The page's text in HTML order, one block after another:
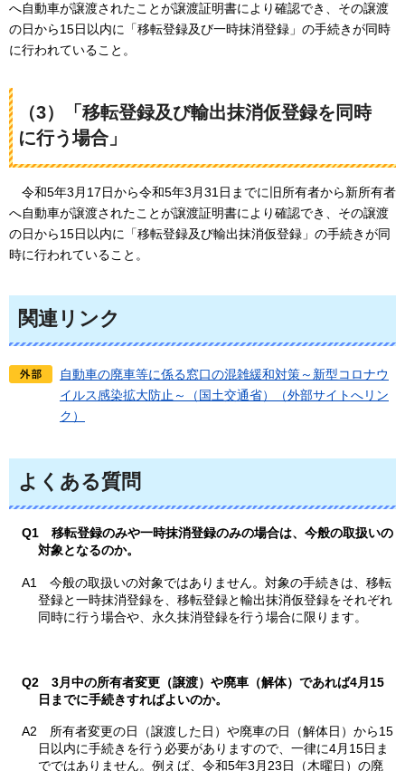
へ自動車が譲渡されたことが譲渡証明書により確認でき、その譲渡
の日から15日以内に「移転登録及び一時抹消登録」の手続きが同時
に行われていること。
（3）「移転登録及び輸出抹消仮登録を同時
に行う場合」
令和5年3 月17日から令和5年3月31日までに旧所有者から新所有者
へ自動車が譲渡されたことが譲渡証明書により確認でき、その譲渡
の日から15日以内に「移転登録及び輸出抹消仮登録」の手続きが同
時に行われていること。
関連リンク
自動車の廃車等に係る窓口の混雑緩和対策～新型コロナウ
イルス感染拡大防止～（国土交通省）（外部サイトへリン
ク）
よくある質問
Q1 移転登録のみや一時抹消登録のみの場合は、今般の取扱いの
対象となるのか。
A1 今般の取扱いの対象ではありません。対象の手続きは、移転
登録と一時抹消登録を、移転登録と輸出抹消仮登録をそれぞれ
同時に行う場合や、永久抹消登録を行う場合に限ります。
Q2 3月 中の所有者変更（譲渡）や廃車（解体）であれば4月15
日までに手続きすればよいのか。
A2 所有者変更の日（譲渡した日）や廃車の日（解体日）から15
日以内に手続きを行う必要がありますので、一律に4月15日ま
でではありません。例えば、令和5年3月23日（木曜日）の廃